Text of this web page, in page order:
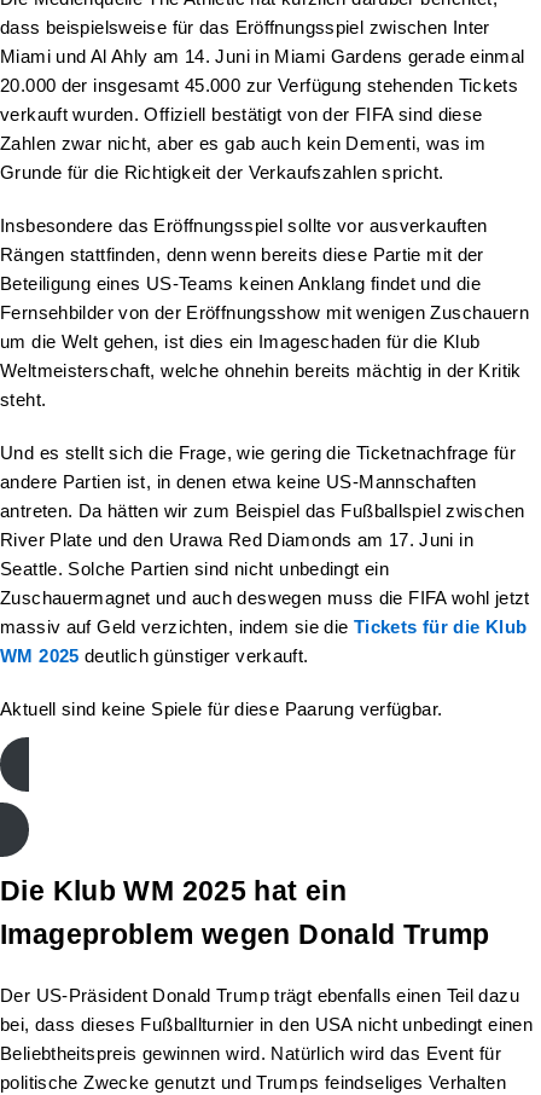
dass beispielsweise für das Eröffnungsspiel zwischen Inter
Miami und Al Ahly am 14. Juni in Miami Gardens gerade einmal
20.000 der insgesamt 45.000 zur Verfügung stehenden Tickets
verkauft wurden. Offiziell bestätigt von der FIFA sind diese
Zahlen zwar nicht, aber es gab auch kein Dementi, was im
Grunde für die Richtigkeit der Verkaufszahlen spricht.
Insbesondere das Eröffnungsspiel sollte vor ausverkauften
Rängen stattfinden, denn wenn bereits diese Partie mit der
Beteiligung eines US-Teams keinen Anklang findet und die
Fernsehbilder von der Eröffnungsshow mit wenigen Zuschauern
um die Welt gehen, ist dies ein Imageschaden für die Klub
Weltmeisterschaft, welche ohnehin bereits mächtig in der Kritik
steht.
Und es stellt sich die Frage, wie gering die Ticketnachfrage für
andere Partien ist, in denen etwa keine US-Mannschaften
antreten. Da hätten wir zum Beispiel das Fußballspiel zwischen
River Plate und den Urawa Red Diamonds am 17. Juni in
Seattle. Solche Partien sind nicht unbedingt ein
Zuschauermagnet und auch deswegen muss die FIFA wohl jetzt
massiv auf Geld verzichten, indem sie die Tickets für die Klub
WM 2025 deutlich günstiger verkauft.
Aktuell sind keine Spiele für diese Paarung verfügbar.
Tickets für die Klub-WM
Die Klub WM 2025 hat ein
Imageproblem wegen Donald Trump
Der US-Präsident Donald Trump trägt ebenfalls einen Teil dazu
bei, dass dieses Fußballturnier in den USA nicht unbedingt einen
Beliebtheitspreis gewinnen wird. Natürlich wird das Event für
politische Zwecke genutzt und Trumps feindseliges Verhalten